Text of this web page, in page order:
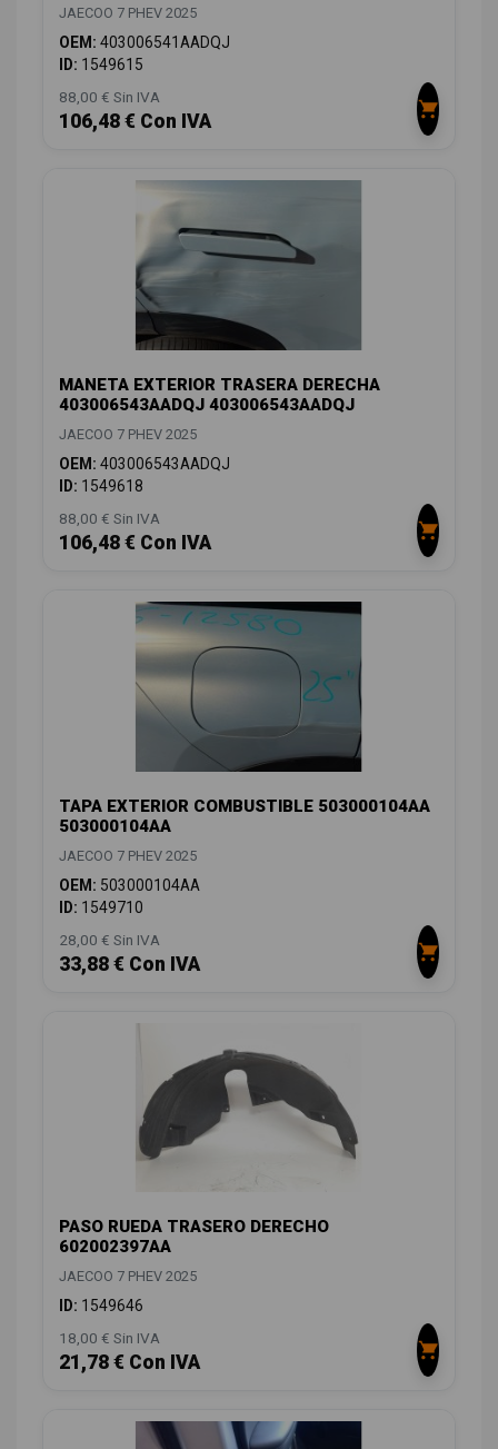
JAECOO 7 PHEV 2025
OEM: 403006541AADQJ
ID: 1549615
88,00 € Sin IVA
106,48 € Con IVA
MANETA EXTERIOR TRASERA DERECHA
403006543AADQJ 403006543AADQJ
JAECOO 7 PHEV 2025
OEM: 403006543AADQJ
ID: 1549618
88,00 € Sin IVA
106,48 € Con IVA
TAPA EXTERIOR COMBUSTIBLE 503000104AA
503000104AA
JAECOO 7 PHEV 2025
OEM: 503000104AA
ID: 1549710
28,00 € Sin IVA
33,88 € Con IVA
PASO RUEDA TRASERO DERECHO
602002397AA
JAECOO 7 PHEV 2025
ID: 1549646
18,00 € Sin IVA
21,78 € Con IVA